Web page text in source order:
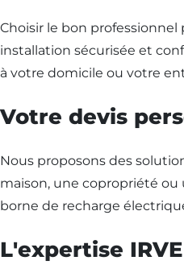
Choisir le bon
installation sécurisée et
à votre domicile ou votre
Votre devis
Nous proposons des
maison, une copropriété
borne de recharge
L'expertise